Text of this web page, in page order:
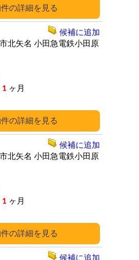
詳細
詳細
北矢名 小田急電鉄小田原
1 ヶ月
候補に追加
詳細
北矢名 小田急電鉄小田原
1 ヶ月
候補に追加
候補に追加